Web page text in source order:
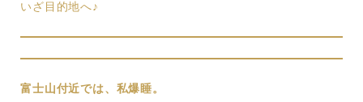
いざ目的地へ♪
富士山付近では、私爆睡。